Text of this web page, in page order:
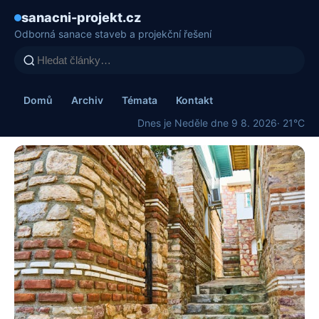
sanacni-projekt.cz
Odborná sanace staveb a projekční řešení
Domů Archiv Témata
Kontakt
Dnes je Neděle dne 9 8. 2026· 21°C